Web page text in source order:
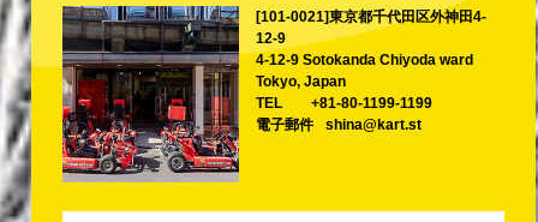
[101-0021]東京都千代田区外神田4-
12-9
4-12-9 Sotokanda Chiyoda ward
Tokyo, Japan
TEL
+81-80-1199-1199
電子郵件
shina@kart.st